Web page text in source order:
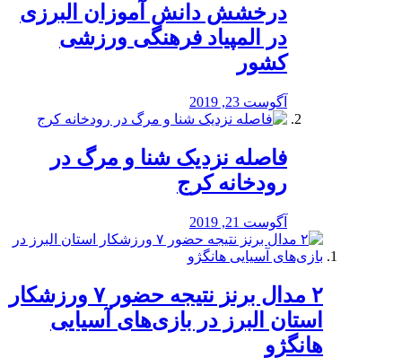
درخشش دانش آموزان البرزی
در المپیاد فرهنگی ورزشی
کشور
آگوست 23, 2019
️فاصله نزدیک شنا و مرگ در
رودخانه کرج
آگوست 21, 2019
۲ مدال برنز نتیجه حضور ۷ ورزشکار
استان البرز در بازی‌های آسیایی
هانگژو